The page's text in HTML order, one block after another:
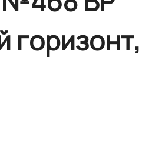
горизонт,